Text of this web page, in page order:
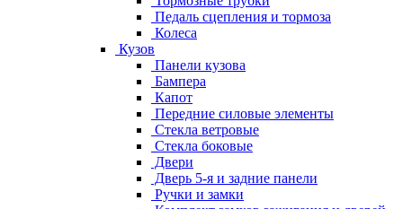
Педаль сцепления и тормоза
Колеса
Кузов
Панели кузова
Бампера
Капот
Передние силовые элементы
Стекла ветровые
Стекла боковые
Двери
Дверь 5-я и задние панели
Ручки и замки